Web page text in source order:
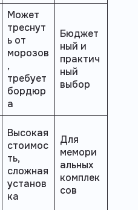
Может
треснут
ь от
морозов
,
требует
бордюр
а
Бюджет
ный и
практич
ный
выбор
Высокая
стоимос
ть,
сложная
установ
ка
Для
мемори
альных
комплек
сов